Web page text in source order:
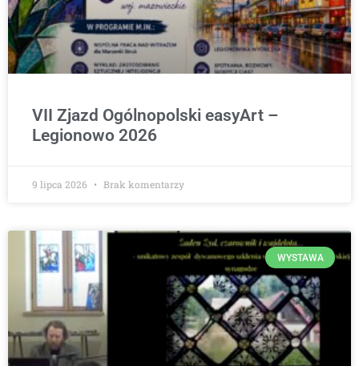
VII Zjazd Ogólnopolski easyArt –
Legionowo 2026
9 lipca 2026 Brak komentarzy
WYSTAWA